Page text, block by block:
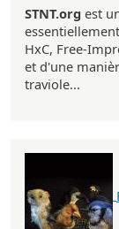
STNT.org est
HxC, Free-
et d'une
traviole...